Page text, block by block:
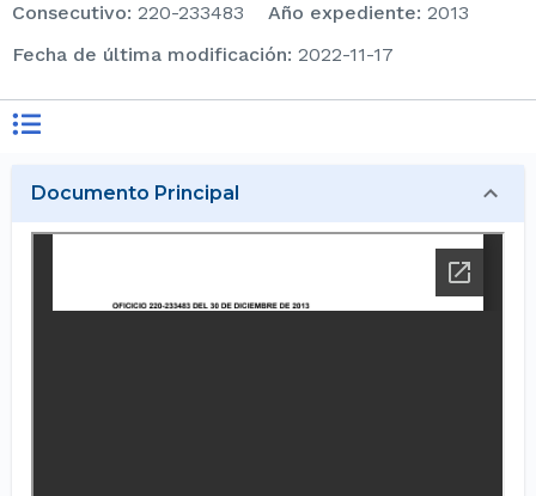
consecutivo: 220-233483 Año expediente: 2013
Fecha de última modificación: 2022-11-17
Documento Principal